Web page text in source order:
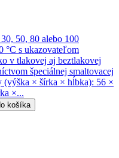
50, 80 alebo 100
°C s ukazovateľom
v tlakovej aj beztlakovej
špeciálnej smaltovacej
(výška × šírka × hĺbka): 56 ×
×...
košíka